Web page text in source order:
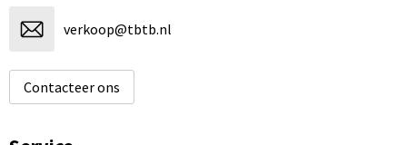
verkoop@tbtb.nl
Contacteer ons